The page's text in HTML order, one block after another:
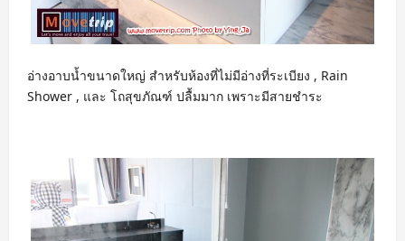
อ่างอาบน้ำขนาดใหญ่ สำหรับห้องที่ไม่มีอ่างที่ระเบียง , Rain
Shower , และ โถสุขภัณฑ์ ปลื้มมาก เพราะมีสายชำระ